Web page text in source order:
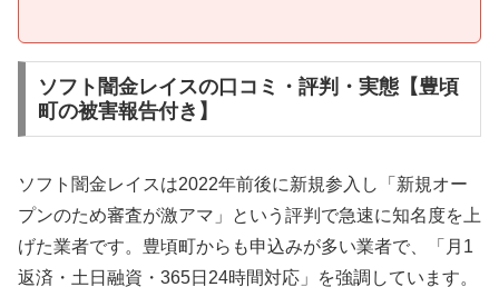
ソフト闇金レイスの口コミ・評判・実態【豊頃
町の被害報告付き】
ソフト闇金レイスは2022年前後に新規参入し「新規オー
プンのため審査が激アマ」という評判で急速に知名度を上
げた業者です。豊頃町からも申込みが多い業者で、「月1
返済・土日融資・365日24時間対応」を強調しています。